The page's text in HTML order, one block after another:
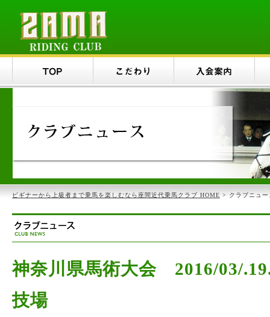
ビギナーから上級者まで乗馬を楽しむなら座間近代乗馬クラブ HOME > クラブニュー
神奈川県馬術大会 2016/03/
技場